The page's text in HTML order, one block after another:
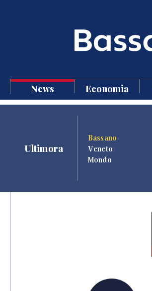
News Economia
Ultimora
Bassano
Veneto
Mondo